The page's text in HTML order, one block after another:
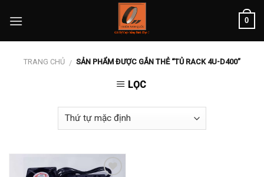
0
TRANG CHỦ / SẢN PHẨM ĐƯỢC GẮN THẺ “TỦ RACK 4U-D400”
LỌC